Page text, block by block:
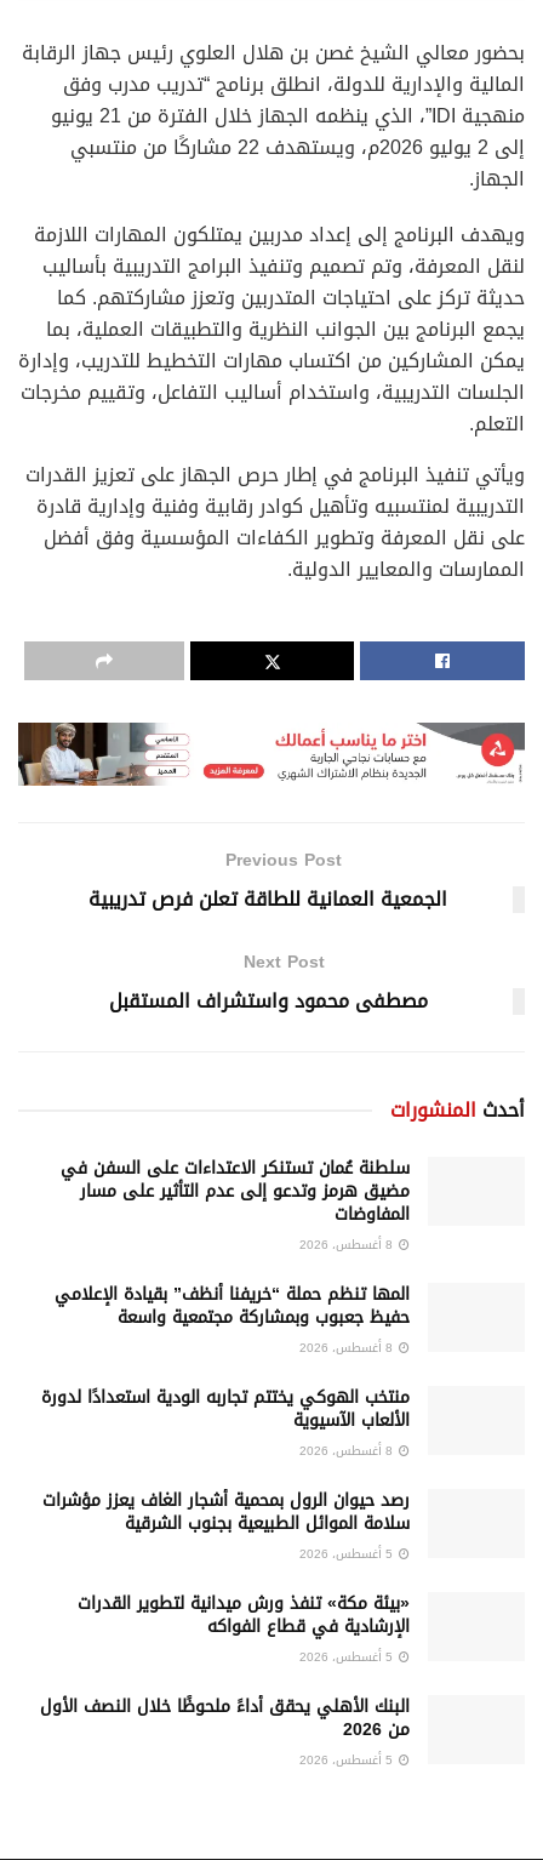
بحضور معالي الشيخ غصن بن هلال العلوي رئيس جهاز الرقابة
المالية والإدارية للدولة، انطلق برنامج “تدريب مدرب وفق
منهجية IDI”، الذي ينظمه الجهاز خلال الفترة من 21 يونيو
إلى 2 يوليو 2026م، ويستهدف 22 مشاركًا من منتسبي
الجهاز.
ويهدف البرنامج إلى إعداد مدربين يمتلكون المهارات اللازمة
لنقل المعرفة، وتم تصميم وتنفيذ البرامج التدريبية بأساليب
حديثة تركز على احتياجات المتدربين وتعزز مشاركتهم. كما
يجمع البرنامج بين الجوانب النظرية والتطبيقات العملية، بما
يمكن المشاركين من اكتساب مهارات التخطيط للتدريب، وإدارة
الجلسات التدريبية، واستخدام أساليب التفاعل، وتقييم مخرجات
التعلم.
ويأتي تنفيذ البرنامج في إطار حرص الجهاز على تعزيز القدرات
التدريبية لمنتسبيه وتأهيل كوادر رقابية وفنية وإدارية قادرة
على نقل المعرفة وتطوير الكفاءات المؤسسية وفق أفضل
الممارسات والمعايير الدولية.
Previous Post
الجمعية العمانية للطاقة تعلن فرص تدريبية
Next Post
مصطفى محمود واستشراف المستقبل
أحدث المنشورات
سلطنة عُمان تستنكر الاعتداءات على السفن في
مضيق هرمز وتدعو إلى عدم التأثير على مسار
المفاوضات
المها تنظم حملة “خريفنا أنظف” بقيادة الإعلامي
حفيظ جعبوب وبمشاركة مجتمعية واسعة
منتخب الهوكي يختتم تجاربه الودية استعدادًا لدورة
الألعاب الآسيوية
رصد حيوان الرول بمحمية أشجار الغاف يعزز مؤشرات
سلامة الموائل الطبيعية بجنوب الشرقية
«بيئة مكة» تنفذ ورش ميدانية لتطوير القدرات
الإرشادية في قطاع الفواكه
البنك الأهلي يحقق أداءً ملحوظًا خلال النصف الأول
من 2026